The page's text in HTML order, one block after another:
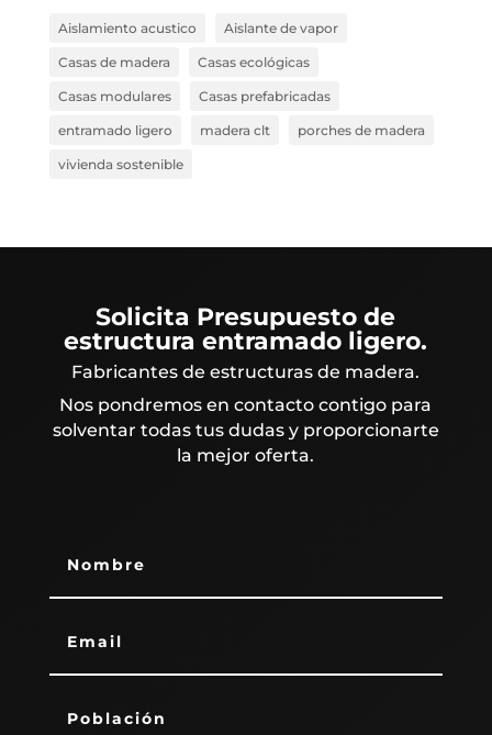
Aislamiento acustico Aislante de vapor
Casas de madera Casas ecológicas
Casas modulares Casas prefabricadas
entramado ligero madera clt porches de madera
vivienda sostenible
Solicita Presupuesto de
estructura entramado ligero.
Fabricantes de estructuras de madera.
Nos pondremos en contacto contigo para
solventar todas tus dudas y proporcionarte
la mejor oferta.